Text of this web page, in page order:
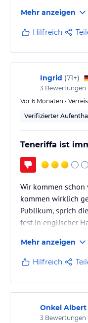
Mehr anzeigen
Hilfreich
Ingrid (71+)
3 Bewertungen
Vor 6 Monaten •
Verifizierter
Teneriffa ist
Wir kommen schon
kommen wirklich
Publikum, sprich
fest in englischer
Klamotten zum
rumgelaufen sind.
essen, so viel kann
kommt dann in
schade.
Dennoch haben
wenig wie nach
Mehr anzeigen
Hilfreich
Onkel Albert
3 Bewertungen